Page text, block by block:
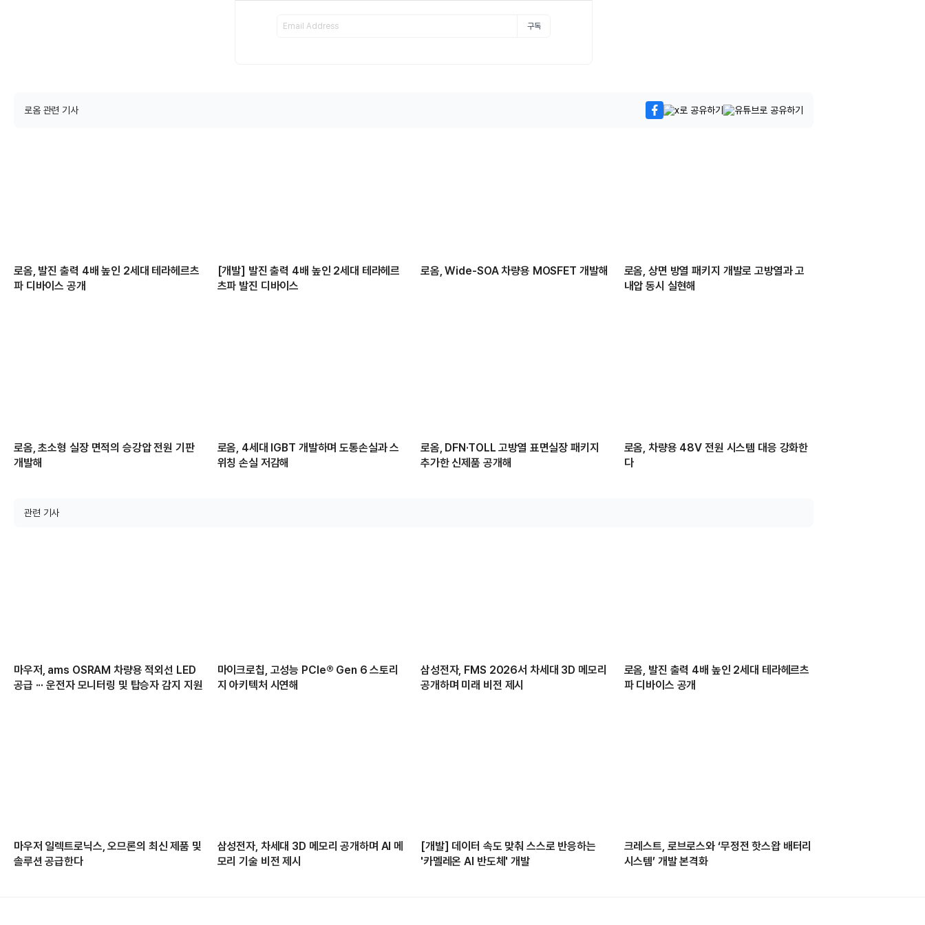
구독
로옴 관련 기사
로옴, 발진 출력 4배 높인 2세대 테라헤르츠
파 디바이스 공개
[개발] 발진 출력 4배 높인 2세대 테라헤르
츠파 발진 디바이스
로옴, Wide-SOA 차량용 MOSFET 개발해
로옴, 상면 방열 패키지 개발로 고방열과 고
내압 동시 실현해
로옴, 초소형 실장 면적의 승강압 전원 기판
개발해
로옴, 4세대 IGBT 개발하며 도통손실과 스
위칭 손실 저감해
로옴, DFN·TOLL 고방열 표면실장 패키지
추가한 신제품 공개해
로옴, 차량용 48V 전원 시스템 대응 강화한
다
관련 기사
마우저, ams OSRAM 차량용 적외선 LED
공급 ··· 운전자 모니터링 및 탑승자 감지 지원
마이크로칩, 고성능 PCIe® Gen 6 스토리
지 아키텍처 시연해
삼성전자, FMS 2026서 차세대 3D 메모리
공개하며 미래 비전 제시
로옴, 발진 출력 4배 높인 2세대 테라헤르츠
파 디바이스 공개
마우저 일렉트로닉스, 오므론의 최신 제품 및
솔루션 공급한다
삼성전자, 차세대 3D 메모리 공개하며 AI 메
모리 기술 비전 제시
[개발] 데이터 속도 맞춰 스스로 반응하는
'카멜레온 AI 반도체' 개발
크레스트, 로브로스와 ‘무정전 핫스왑 배터리
시스템’ 개발 본격화